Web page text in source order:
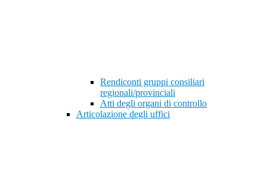
Rendiconti gruppi consiliari
regionali/provinciali
Atti degli organi di controllo
Articolazione degli uffici